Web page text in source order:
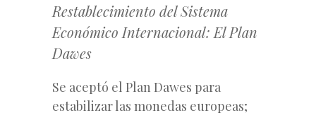
Restablecimiento del Sistema
Económico Internacional: El Plan
Dawes
Se aceptó el Plan Dawes para
estabilizar las monedas europeas;